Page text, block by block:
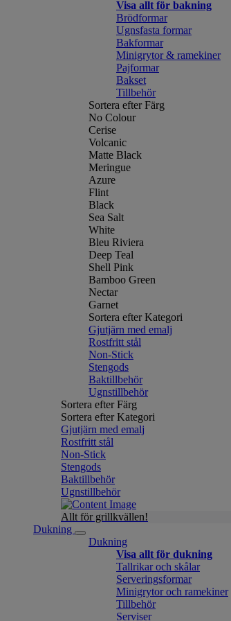
Visa allt för bakning
Brödformar
Ugnsfasta formar
Bakformar
Minigrytor & ramekiner
Pajformar
Bakset
Tillbehör
Sortera efter Färg
No Colour
Cerise
Volcanic
Matte Black
Meringue
Azure
Flint
Black
Sea Salt
White
Bleu Riviera
Deep Teal
Shell Pink
Bamboo Green
Nectar
Garnet
Sortera efter Kategori
Gjutjärn med emalj
Rostfritt stål
Non-Stick
Stengods
Baktillbehör
Ugnstillbehör
Sortera efter Färg
Sortera efter Kategori
Gjutjärn med emalj
Rostfritt stål
Non-Stick
Stengods
Baktillbehör
Ugnstillbehör
Allt för grillkvällen!
Dukning
Dukning
Visa allt för dukning
Tallrikar och skålar
Serveringsformar
Minigrytor och ramekiner
Tillbehör
Serviser